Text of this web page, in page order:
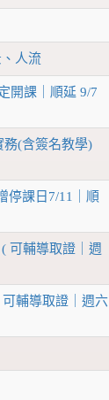
人流
開課｜順延 9/7
務(含簽名教學)
停課日7/11｜順
可輔導取證｜週
輔導取證｜週六